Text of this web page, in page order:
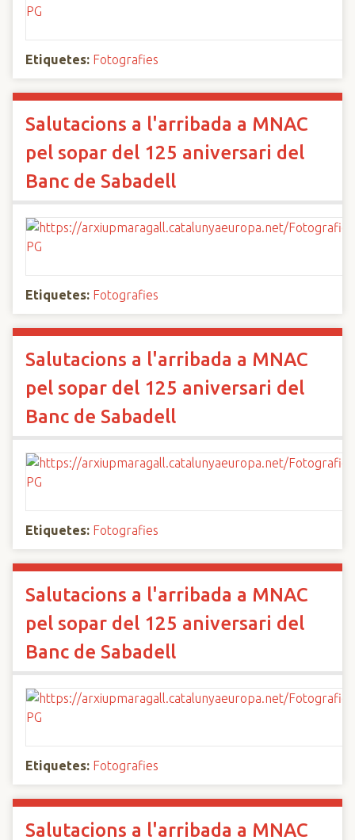
Etiquetes: Fotografies
Salutacions a l'arribada a MNAC
pel sopar del 125 aniversari del
Banc de Sabadell
Etiquetes: Fotografies
Salutacions a l'arribada a MNAC
pel sopar del 125 aniversari del
Banc de Sabadell
Etiquetes: Fotografies
Salutacions a l'arribada a MNAC
pel sopar del 125 aniversari del
Banc de Sabadell
Etiquetes: Fotografies
Salutacions a l'arribada a MNAC